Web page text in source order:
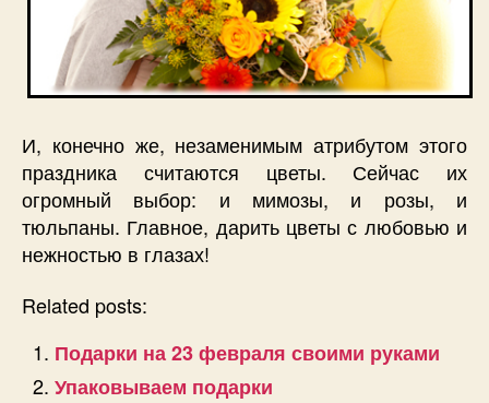
И, конечно же, незаменимым атрибутом этого
праздника считаются цветы. Сейчас их
огромный выбор: и мимозы, и розы, и
тюльпаны. Главное, дарить цветы с любовью и
нежностью в глазах!
Related posts:
Подарки на 23 февраля своими руками
Упаковываем подарки